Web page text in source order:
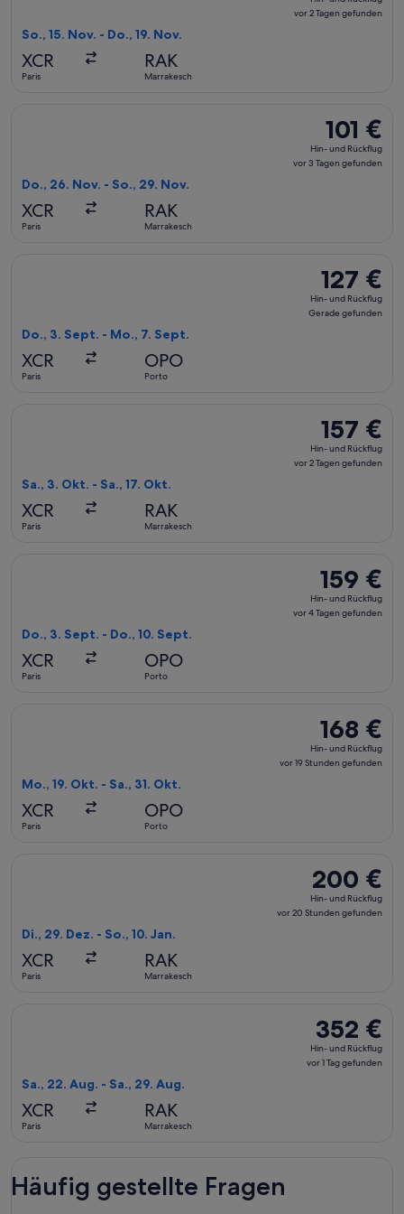
und
vor 2 Tagen gefunden
So., 15. Nov. - Do., 19. Nov.
XCR
Paris
RAK
Marrakesch
101 €
Hin-
und
101 €
Hin- und Rückflug
vor 3 Tagen gefunden
Do., 26. Nov. - So., 29. Nov.
XCR
Paris
RAK
Marrakesch
127 €
Hin-
und
127 €
Hin- und Rückflug
Gerade gefunden
Do., 3. Sept. - Mo., 7. Sept.
XCR
Paris
OPO
Porto
157 €
Hin-
und
157 €
Hin- und Rückflug
vor 2 Tagen gefunden
Sa., 3. Okt. - Sa., 17. Okt.
XCR
Paris
RAK
Marrakesch
159 €
Hin-
und
159 €
Hin- und Rückflug
vor 4 Tagen gefunden
Do., 3. Sept. - Do., 10. Sept.
XCR
Paris
OPO
Porto
168 €
Hin-
und
168 €
Hin- und Rückflug
vor 19 Stunden gefunden
Mo., 19. Okt. - Sa., 31. Okt.
XCR
Paris
OPO
Porto
200 €
Hin-
und
200 €
Hin- und Rückflug
vor 20 Stunden gefunden
Di., 29. Dez. - So., 10. Jan.
XCR
Paris
RAK
Marrakesch
352 €
Hin-
und
352 €
Hin- und Rückflug
vor 1 Tag gefunden
Sa., 22. Aug. - Sa., 29. Aug.
XCR
Paris
RAK
Marrakesch
Häufig gestellte Fragen